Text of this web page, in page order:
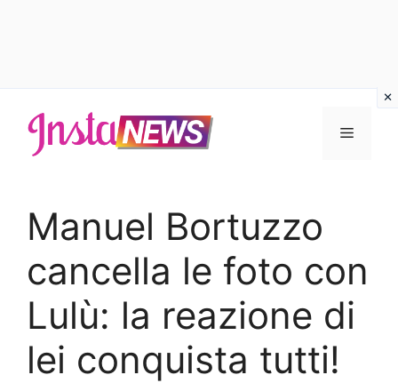
contenuto
Menu
Manuel Bortuzzo
cancella le foto con
Lulù: la reazione di
lei conquista tutti!